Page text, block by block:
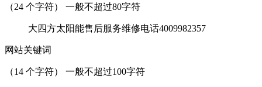
（24 个字符） 一般不超过80字符
大四方太阳能售后服务维修电话4009982357
网站关键词
（14 个字符） 一般不超过100字符